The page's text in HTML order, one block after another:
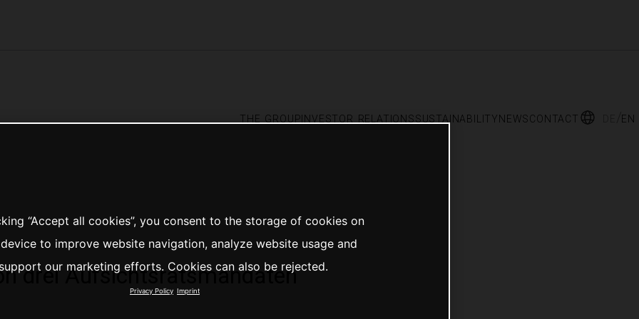
the groupinvestor relationssustainabilitynewscontact en
drei Aufsichtsratsmandaten
“Accept all cookies”, you consent to the storage of cookies on
to improve website navigation, analyze website usage and
support our marketing efforts. Cookies can also be rejected.
Privacy Policy Imprint